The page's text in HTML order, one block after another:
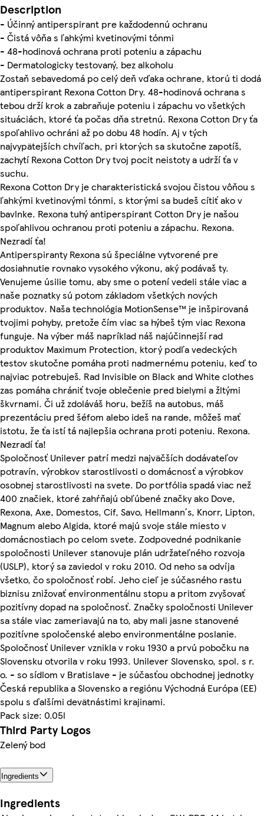
Description
- Účinný antiperspirant pre každodennú ochranu
- Čistá vôňa s ľahkými kvetinovými tónmi
- 48-hodinová ochrana proti poteniu a zápachu
- Dermatologicky testovaný, bez alkoholu
Zostaň sebavedomá po celý deň vďaka ochrane, ktorú ti dodá
antiperspirant Rexona Cotton Dry. 48-hodinová ochrana s
tebou drží krok a zabraňuje poteniu i zápachu vo všetkých
situáciách, ktoré ťa počas dňa stretnú. Rexona Cotton Dry ťa
spoľahlivo ochráni až po dobu 48 hodín. Aj v tých
najvypätejších chvíľach, pri ktorých sa skutočne zapotíš,
zachytí Rexona Cotton Dry tvoj pocit neistoty a udrží ťa v
suchu.
Rexona Cotton Dry je charakteristická svojou čistou vôňou s
ľahkými kvetinovými tónmi, s ktorými sa budeš cítiť ako v
bavlnke. Rexona tuhý antiperspirant Cotton Dry je našou
spoľahlivou ochranou proti poteniu a zápachu. Rexona.
Nezradí ťa!
Antiperspiranty Rexona sú špeciálne vytvorené pre
dosiahnutie rovnako vysokého výkonu, aký podávaš ty.
Venujeme úsilie tomu, aby sme o potení vedeli stále viac a
naše poznatky sú potom základom všetkých nových
produktov. Naša technológia MotionSense™ je inšpirovaná
tvojimi pohyby, pretože čím viac sa hýbeš tým viac Rexona
funguje. Na výber máš napríklad náš najúčinnejší rad
produktov Maximum Protection, ktorý podľa vedeckých
testov skutočne pomáha proti nadmernému poteniu, keď to
najviac potrebuješ. Rad Invisible on Black and White clothes
zas pomáha chrániť tvoje oblečenie pred bielymi a žltými
škvrnami. Či už zdoláváš horu, bežíš na autobus, máš
prezentáciu pred šéfom alebo ideš na rande, môžeš mať
istotu, že ťa istí tá najlepšia ochrana proti poteniu. Rexona.
Nezradí ťa!
Spoločnosť Unilever patrí medzi najväčších dodávateľov
potravín, výrobkov starostlivosti o domácnosť a výrobkov
osobnej starostlivosti na svete. Do portfólia spadá viac než
400 značiek, ktoré zahŕňajú obľúbené značky ako Dove,
Rexona, Axe, Domestos, Cif, Savo, Hellmann´s, Knorr, Lipton,
Magnum alebo Algida, ktoré majú svoje stále miesto v
domácnostiach po celom svete. Zodpovedné podnikanie
spoločnosti Unilever stanovuje plán udržateľného rozvoja
(USLP), ktorý sa zaviedol v roku 2010. Od neho sa odvíja
všetko, čo spoločnosť robí. Jeho cieľ je súčasného rastu
biznisu znižovať environmentálnu stopu a pritom zvyšovať
pozitívny dopad na spoločnosť. Značky spoločnosti Unilever
sa stále viac zameriavajú na to, aby mali jasne stanovené
pozitívne spoločenské alebo environmentálne poslanie.
Spoločnosť Unilever vznikla v roku 1930 a prvú pobočku na
Slovensku otvorila v roku 1993. Unilever Slovensko, spol. s r.
o. - so sídlom v Bratislave - je súčasťou obchodnej jednotky
Česká republika a Slovensko a regiónu Východná Európa (EE)
spolu s ďalšími devätnástimi krajinami.
Pack size: 0.05l
Third Party Logos
Zelený bod
Ingredients
Ingredients